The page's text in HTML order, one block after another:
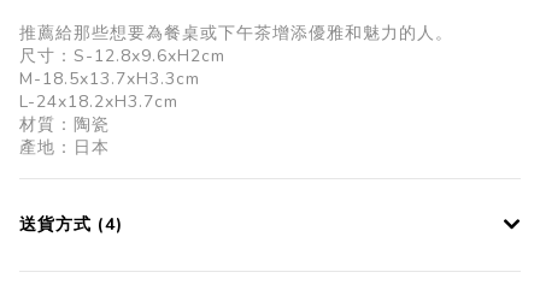
推薦給那些想要為餐桌或下午茶增添優雅和魅力的人。
尺寸：S-12.8x9.6xH2cm
M-18.5x13.7xH3.3cm
L-24x18.2xH3.7cm
材質：陶瓷
產地：日本
送貨方式 (4)